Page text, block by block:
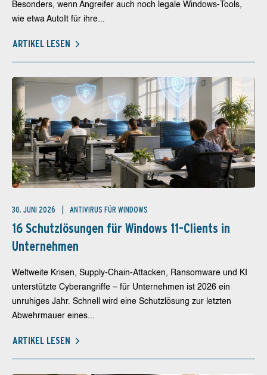
Besonders, wenn Angreifer auch noch legale Windows-Tools,
wie etwa AutoIt für ihre...
ARTIKEL LESEN
30. JUNI 2026 ANTIVIRUS FÜR WINDOWS
16 Schutzlösungen für Windows 11-Clients in
Unternehmen
Weltweite Krisen, Supply-Chain-Attacken, Ransomware und KI
unterstützte Cyberangriffe – für Unternehmen ist 2026 ein
unruhiges Jahr. Schnell wird eine Schutzlösung zur letzten
Abwehrmauer eines...
ARTIKEL LESEN